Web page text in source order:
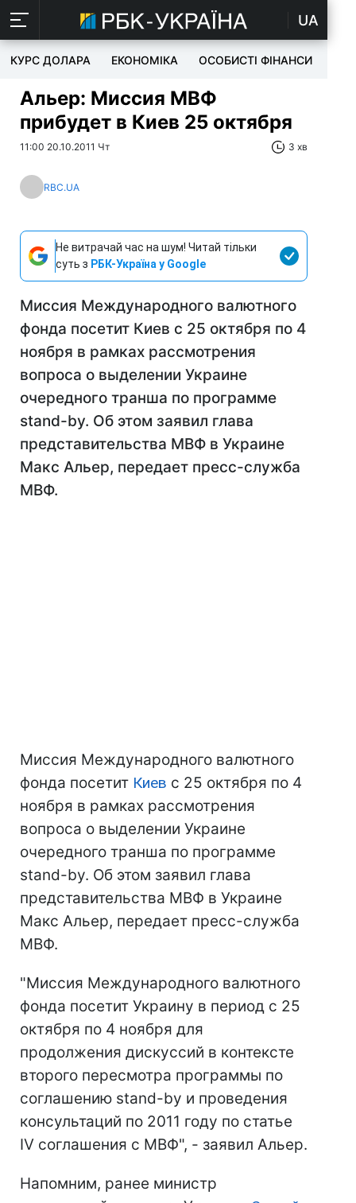
UA
КУРС ДОЛАРА ЕКОНОМІКА ОСОБИСТІ ФІНАНСИ
Альер: Миссия МВФ
прибудет в Киев 25 октября
11:00 20.10.2011 Чт 3 хв
RBC.UA
Не витрачай час на шум! Читай тільки
суть з РБК-Україна у Google
Миссия Международного валютного
фонда посетит Киев с 25 октября по 4
ноября в рамках рассмотрения
вопроса о выделении Украине
очередного транша по программе
stand-by. Об этом заявил глава
представительства МВФ в Украине
Макс Альер, передает пресс-служба
МВФ.
Миссия Международного валютного
фонда посетит Киев с 25 октября по 4
ноября в рамках рассмотрения
вопроса о выделении Украине
очередного транша по программе
stand-by. Об этом заявил глава
представительства МВФ в Украине
Макс Альер, передает пресс-служба
МВФ.
"Миссия Международного валютного
фонда посетит Украину в период с 25
октября по 4 ноября для
продолжения дискуссий в контексте
второго пересмотра программы по
соглашению stand-by и проведения
консультаций по 2011 году по статье
IV соглашения с МВФ", - заявил Альер.
Напомним, ранее министр